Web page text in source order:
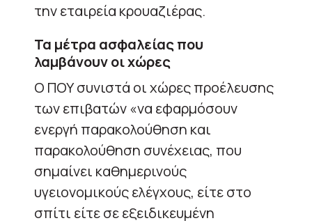
την εταιρεία κρουαζιέρας.
Τα μέτρα ασφαλείας που
λαμβάνουν οι χώρες
Ο ΠΟΥ συνιστά οι χώρες προέλευσης
των επιβατών «να εφαρμόσουν
ενεργή παρακολούθηση και
παρακολούθηση συνέχειας, που
σημαίνει καθημερινούς
υγειονομικούς ελέγχους, είτε στο
σπίτι είτε σε εξειδικευμένη